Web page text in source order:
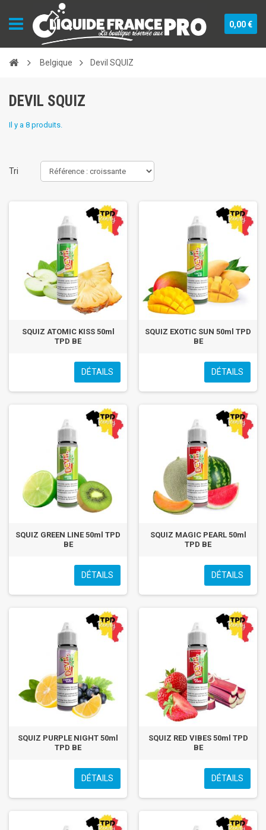
0,00 €
Belgique Devil SQUIZ
DEVIL SQUIZ
Il y a 8 produits.
Tri
SQUIZ ATOMIC KISS 50ml
TPD BE
DÉTAILS
SQUIZ EXOTIC SUN 50ml TPD
BE
DÉTAILS
SQUIZ GREEN LINE 50ml TPD
BE
DÉTAILS
SQUIZ MAGIC PEARL 50ml
TPD BE
DÉTAILS
SQUIZ PURPLE NIGHT 50ml
TPD BE
DÉTAILS
SQUIZ RED VIBES 50ml TPD
BE
DÉTAILS